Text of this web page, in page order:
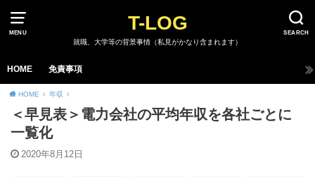
MENU SEARCH
T-LOG
就職、大学等の背景事情（私見がかなり含まれます）
HOME 免責事項
HOME 年収
＜早見表＞電力会社の平均年収を各社ごとに
一覧化
2020年8月12日